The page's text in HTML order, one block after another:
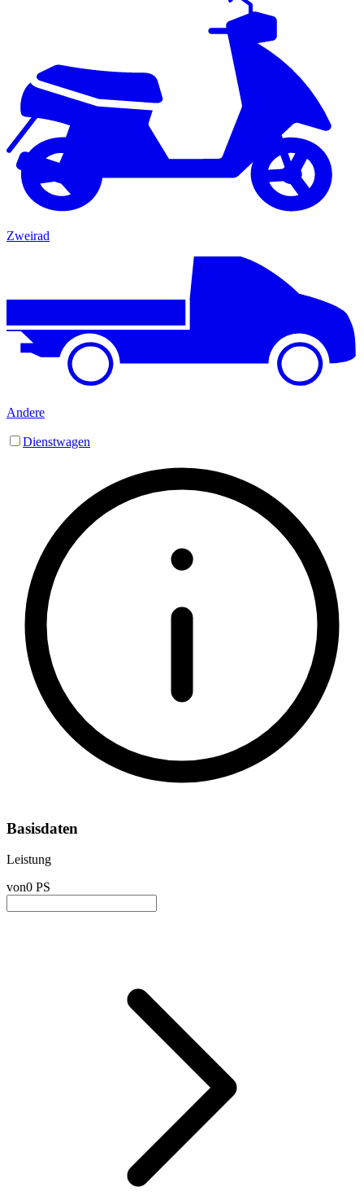
Zweirad
Andere
Dienstwagen
Basisdaten
Leistung
von0 PS